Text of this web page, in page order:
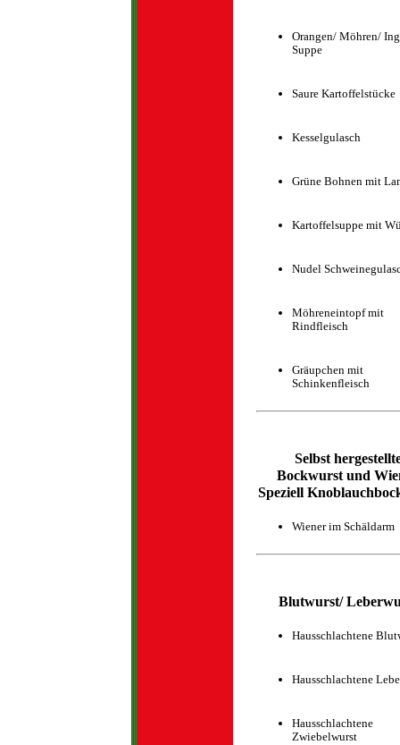
Orangen/ Möhren/
Suppe
Saure Kartoffelstücke
Kesselgulasch
Grüne Bohnen mit
Kartoffelsuppe mit
Nudel
Möhreneintopf mit
Rindfleisch
Gräupchen mit
Schinkenfleisch
Selbst
Bockwurst und
Speziell
Wiener im Schäldarm
Blutwurst/
Hausschlachtene
Hausschlachtene
Hausschlachtene
Zwiebelwurst